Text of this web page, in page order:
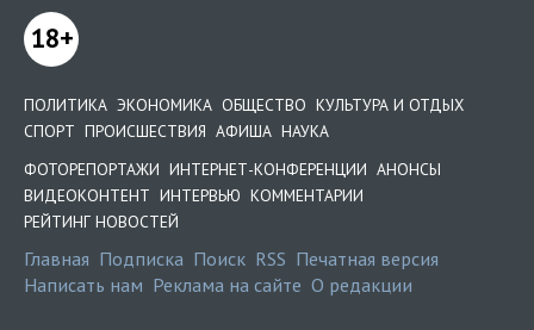
18+
ПОЛИТИКА ЭКОНОМИКА ОБЩЕСТВО КУЛЬТУРА И ОТДЫХ
СПОРТ ПРОИСШЕСТВИЯ АФИША НАУКА
ФОТОРЕПОРТАЖИ ИНТЕРНЕТ-КОНФЕРЕНЦИИ АНОНСЫ
ВИДЕОКОНТЕНТ ИНТЕРВЬЮ КОММЕНТАРИИ
РЕЙТИНГ НОВОСТЕЙ
Главная Подписка Поиск RSS Печатная версия
Написать нам Реклама на сайте О редакции